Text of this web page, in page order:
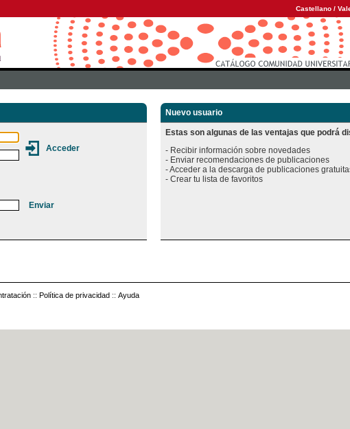
Castellano /
Nuevo usuario
Estas son algunas de las ventajas que podrá
- Recibir información sobre novedades
- Enviar recomendaciones de publicaciones
- Acceder a la descarga de publicaciones
:: Política de privacidad :: Ayuda